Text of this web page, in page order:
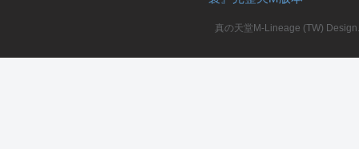
真の天堂M-Lineage (TW)